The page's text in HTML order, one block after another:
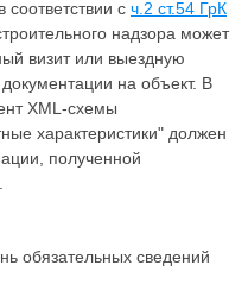
соответствии с ч.2 ст.54 ГрК
надзора может
визит или выездную
на объект. В
XML-схемы
характеристики" должен
полученной
обязательных сведений